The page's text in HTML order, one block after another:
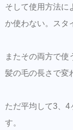
そして使用方法に
か使わない。スタ
またその両方で使
髪の毛の長さで変
ただ平均して3、4
す。